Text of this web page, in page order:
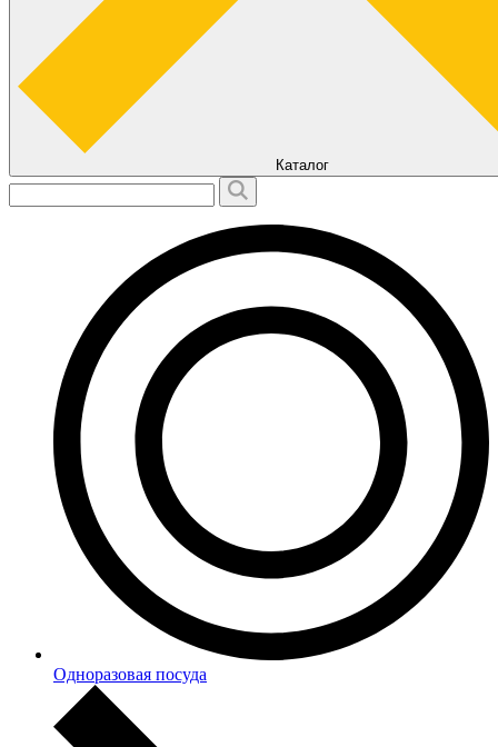
Каталог
Одноразовая посуда